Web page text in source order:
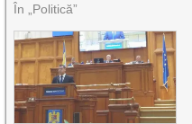
În „Politică”